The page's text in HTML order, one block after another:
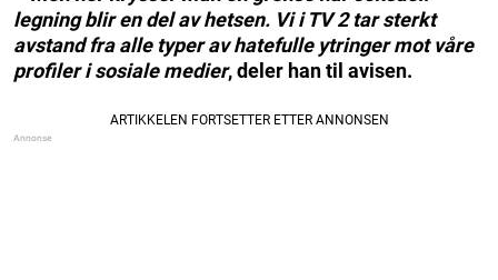
legning blir en del av hetsen. Vi i TV 2 tar sterkt
avstand fra alle typer av hatefulle ytringer mot våre
profiler i sosiale medier, deler han til avisen.